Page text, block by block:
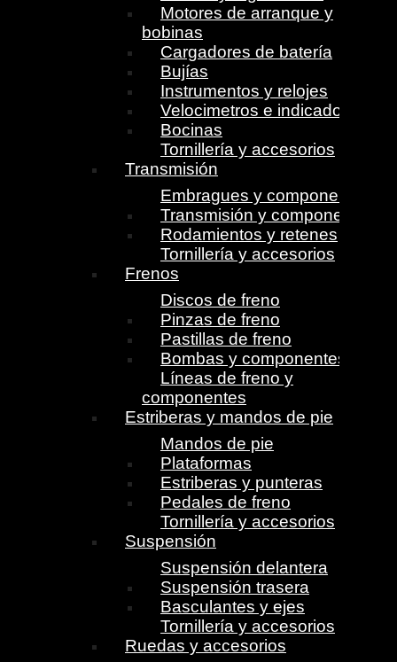
Motores de arranque y
bobinas
Cargadores de batería
Bujías
Instrumentos y relojes
Velocimetros e indicadores
Bocinas
Tornillería y accesorios
Transmisión
Embragues y componentes
Transmisión y componentes
Rodamientos y retenes
Tornillería y accesorios
Frenos
Discos de freno
Pinzas de freno
Pastillas de freno
Bombas y componentes
Líneas de freno y
componentes
Estriberas y mandos de pie
Mandos de pie
Plataformas
Estriberas y punteras
Pedales de freno
Tornillería y accesorios
Suspensión
Suspensión delantera
Suspensión trasera
Basculantes y ejes
Tornillería y accesorios
Ruedas y accesorios